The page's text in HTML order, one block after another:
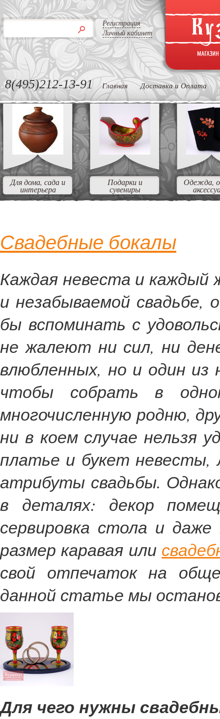
Регистрация
Личный кабинет
8(495)212-13-91 Главная Доставка и Оплата
Для дома, сада и
интерьера
Подарки и
сувениры
Одежда,
Свадебные бокалы
Каждая невеста и каждый
и незабываемой свадьбе,
бы вспоминать с
не жалеют ни сил, ни
влюбленных, но и один из
чтобы собрать в
многочисленную родню,
ни в коем случае нельзя
платье и букет невесты,
атрибуты свадьбы.
в деталях: декор
сервировка стола и
размер каравая или
свой отпечаток на
данной статье мы
Для чего нужны